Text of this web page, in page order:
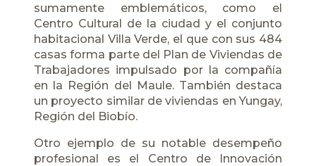
sumamente emblemáticos, como el
Centro Cultural de la ciudad y el conjunto
habitacional Villa Verde, el que con sus 484
casas forma parte del Plan de Viviendas de
Trabajadores impulsado por la compañía
en la Región del Maule. También destaca
un proyecto similar de viviendas en Yungay,
Región del Biobío.
Otro ejemplo de su notable desempeño
profesional es el Centro de Innovación